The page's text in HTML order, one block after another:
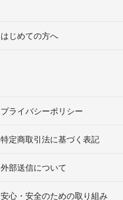
はじめての方へ
プライバシーポリシー
特定商取引法に基づく表記
外部送信について
安心・安全のための取り組み